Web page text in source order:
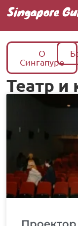
Singapore
О
Сингапуре
Театр и